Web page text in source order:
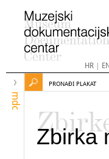
HR| EN
mdc
PRONAĐI PLAKAT
Zbirka